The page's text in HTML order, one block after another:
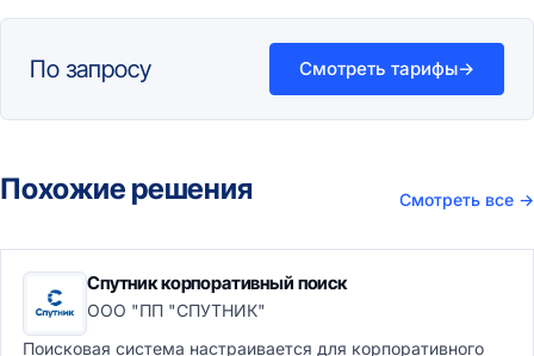
По запросу Смотреть тарифы→
Похожие решения Смотреть все →
Спутник корпоративный поиск
ООО "ПП "СПУТНИК"
Поисковая система настраивается для корпоративного